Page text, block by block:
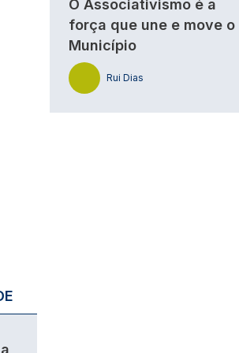
O Associativismo é a
força que une e move o
Município
Rui Dias